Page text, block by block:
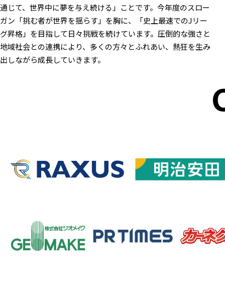
通じて、世界中に夢を与え続ける」ことです。今年度のスロー
ガン「挑む者が世界を揺らす」を胸に、「史上最速でのJリー
グ昇格」を目指して日々挑戦を続けています。圧倒的な強さと
地域社会との連携により、多くの方々とふれあい、熱狂を生み
出しながら成長していきます。